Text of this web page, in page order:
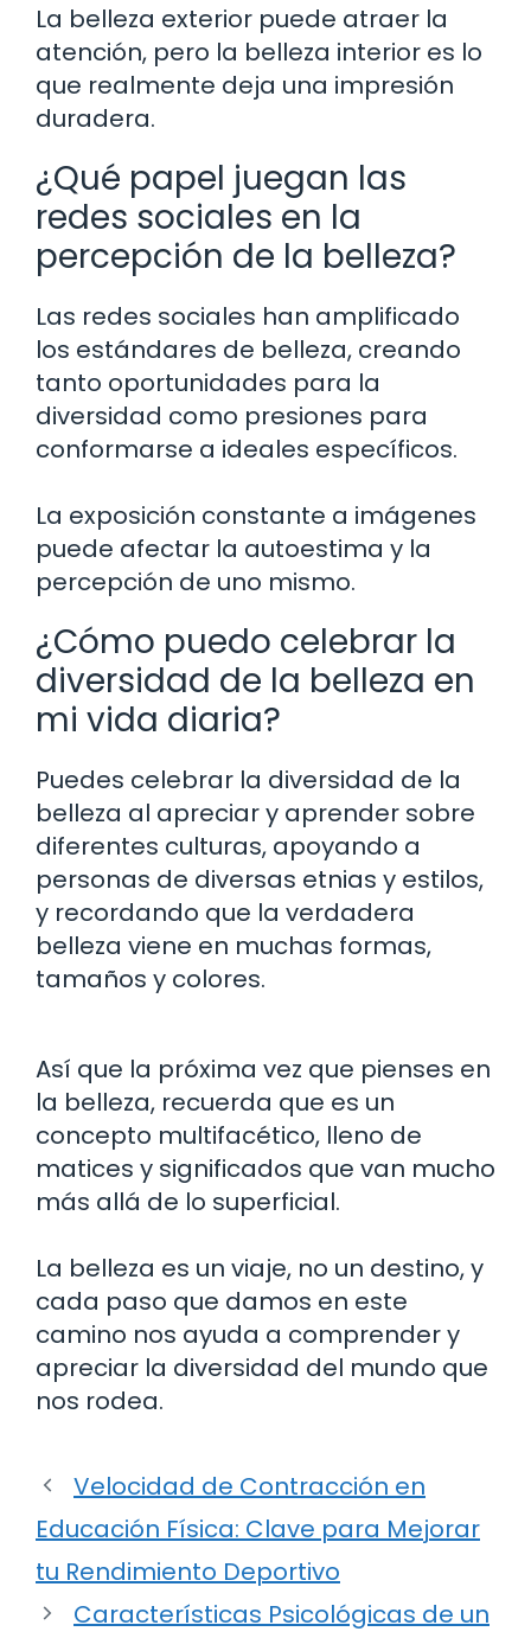
La belleza exterior puede atraer la
atención, pero la belleza interior es lo
que realmente deja una impresión
duradera.
¿Qué papel juegan las
redes sociales en la
percepción de la belleza?
Las redes sociales han amplificado
los estándares de belleza, creando
tanto oportunidades para la
diversidad como presiones para
conformarse a ideales específicos.
La exposición constante a imágenes
puede afectar la autoestima y la
percepción de uno mismo.
¿Cómo puedo celebrar la
diversidad de la belleza en
mi vida diaria?
Puedes celebrar la diversidad de la
belleza al apreciar y aprender sobre
diferentes culturas, apoyando a
personas de diversas etnias y estilos,
y recordando que la verdadera
belleza viene en muchas formas,
tamaños y colores.
Así que la próxima vez que pienses en
la belleza, recuerda que es un
concepto multifacético, lleno de
matices y significados que van mucho
más allá de lo superficial.
La belleza es un viaje, no un destino, y
cada paso que damos en este
camino nos ayuda a comprender y
apreciar la diversidad del mundo que
nos rodea.
Velocidad de Contracción en
Educación Física: Clave para Mejorar
tu Rendimiento Deportivo
Características Psicológicas de un